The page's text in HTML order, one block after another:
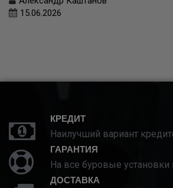
15.06.2026
КРЕДИТ
Наилучший вариант
ГАРАНТИЯ
На все буровые установки
ДОСТАВКА